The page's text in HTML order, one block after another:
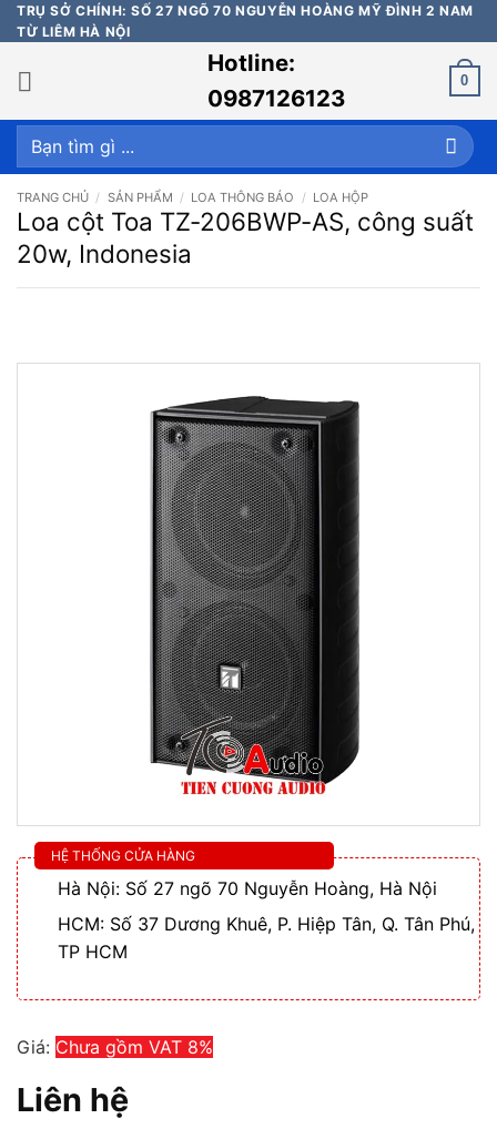
Bỏ
qua
nội
dung
TRỤ SỞ CHÍNH: SỐ 27 NGÕ 70 NGUYỄN HOÀNG MỸ ĐÌNH 2 NAM
TỪ LIÊM HÀ NỘI
Hotline:
0987126123
0
Tìm
kiếm:
TRANG CHỦ / SẢN PHẨM / LOA THÔNG BÁO / LOA HỘP
Loa cột Toa TZ-206BWP-AS, công suất
20w, Indonesia
HỆ THỐNG CỬA HÀNG
Hà Nội: Số 27 ngõ 70 Nguyễn Hoàng, Hà Nội
HCM: Số 37 Dương Khuê, P. Hiệp Tân, Q. Tân Phú,
TP HCM
Giá: Chưa gồm VAT 8%
Liên hệ